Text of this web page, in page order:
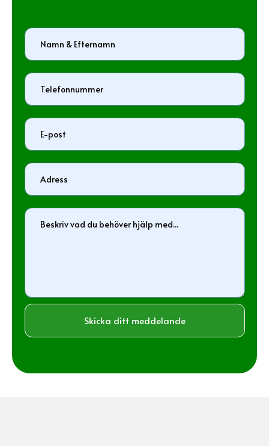
Skicka ditt meddelande